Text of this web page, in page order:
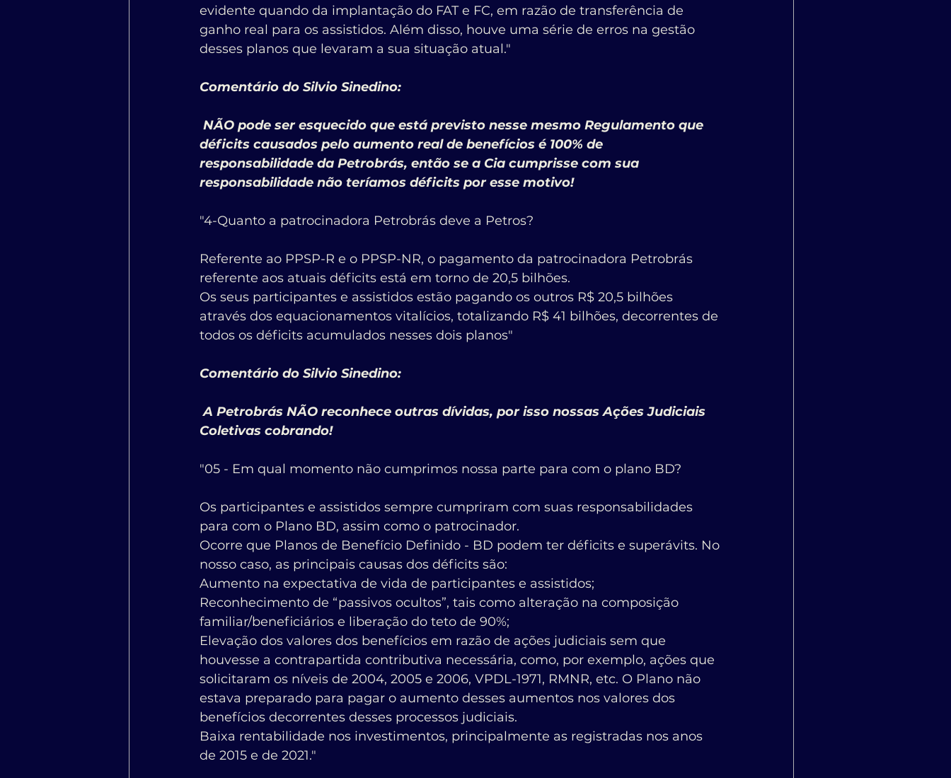
evidente quando da implantação do FAT e FC, em razão de transferência de
ganho real para os assistidos. Além disso, houve uma série de erros na gestão
desses planos que levaram a sua situação atual."
Comentário do Silvio Sinedino:
déficits causados pelo aumento real de benefícios é 100% de
responsabilidade da Petrobrás, então se a Cia cumprisse com sua
responsabilidade não teríamos déficits por esse motivo!
"4-Quanto a patrocinadora Petrobrás deve a Petros?
Referente ao PPSP-R e o PPSP-NR, o pagamento da patrocinadora Petrobrás
referente aos atuais déficits está em torno de 20,5 bilhões.
Os seus participantes e assistidos estão pagando os outros R$ 20,5 bilhões
através dos equacionamentos vitalícios, totalizando R$ 41 bilhões, decorrentes de
todos os déficits acumulados nesses dois planos"
Comentário do Silvio Sinedino:
A Petrobrás NÃO reconhece outras dívidas, por isso nossas Ações Judiciais
Coletivas cobrando!
"05 - Em qual momento não cumprimos nossa parte para com o plano BD?
Os participantes e assistidos sempre cumpriram com suas responsabilidades
para com o Plano BD, assim como o patrocinador.
Ocorre que Planos de Benefício Definido - BD podem ter déficits e superávits. No
nosso caso, as principais causas dos déficits são:
Aumento na expectativa de vida de participantes e assistidos;
Reconhecimento de “passivos ocultos”, tais como alteração na composição
familiar/beneficiários e liberação do teto de 90%;
Elevação dos valores dos benefícios em razão de ações judiciais sem que
houvesse a contrapartida contributiva necessária, como, por exemplo, ações que
solicitaram os níveis de 2004, 2005 e 2006, VPDL-1971, RMNR, etc. O Plano não
estava preparado para pagar o aumento desses aumentos nos valores dos
benefícios decorrentes desses processos judiciais.
Baixa rentabilidade nos investimentos, principalmente as registradas nos anos
de 2015 e de 2021."